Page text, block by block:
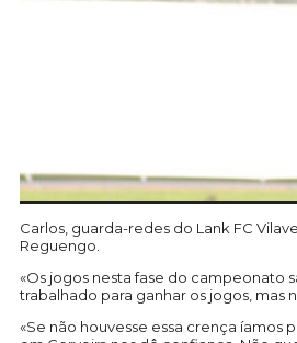
Carlos, guarda-redes do Lank FC
Reguengo.
«Os jogos nesta fase do campeonato
trabalhado para ganhar os jogos, mas
«Se não houvesse essa crença